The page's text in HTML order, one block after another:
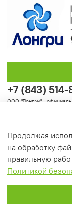
Информация
+7 (843)
ООО "Лонгри" -
Продолжая
на обработку
правильную
Политикой